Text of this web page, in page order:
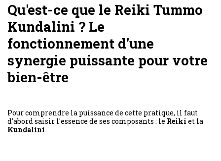
Qu'est-ce que le Reiki Tummo
Kundalini ? Le
fonctionnement d'une
synergie puissante pour votre
bien-être
Pour comprendre la puissance de cette pratique, il faut
d'abord saisir l'essence de ses composants : le Reiki et la
Kundalini.